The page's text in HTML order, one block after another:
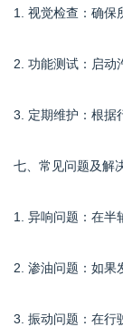
1. 视觉检查：确保
2. 功能测试：启动
3. 定期维护：根据
七、常见问题及解
1. 异响问题：在半
2. 渗油问题：如果
3. 振动问题：在行